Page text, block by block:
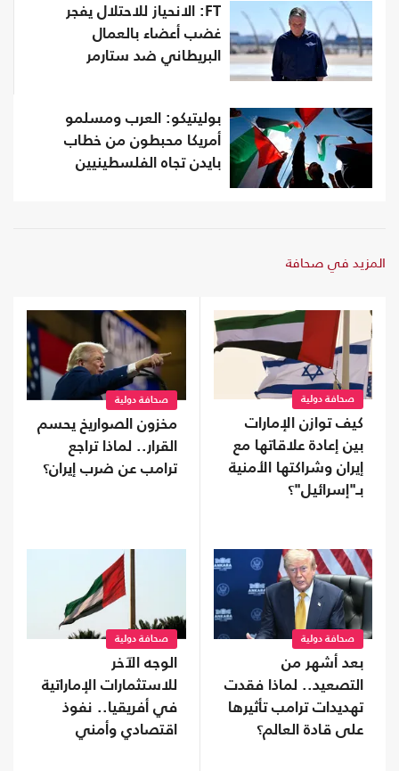
FT‏: الانحياز للاحتلال يفجر
غضب أعضاء بالعمال
البريطاني ضد ستارمر
بوليتيكو: العرب ومسلمو
أمريكا محبطون من خطاب
بايدن تجاه الفلسطينيين
المزيد في صحافة
صحافة دولية
كيف توازن الإمارات
بين إعادة علاقاتها مع
إيران وشراكتها الأمنية
بـ"إسرائيل"؟
صحافة دولية
مخزون الصواريخ يحسم
القرار.. لماذا تراجع
ترامب عن ضرب إيران؟
صحافة دولية
بعد أشهر من
التصعيد.. لماذا فقدت
تهديدات ترامب تأثيرها
على قادة العالم؟
صحافة دولية
الوجه الآخر
للاستثمارات الإماراتية
في أفريقيا.. نفوذ
اقتصادي وأمني